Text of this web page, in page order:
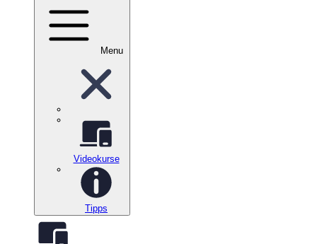
Menu
Videokurse
Tipps